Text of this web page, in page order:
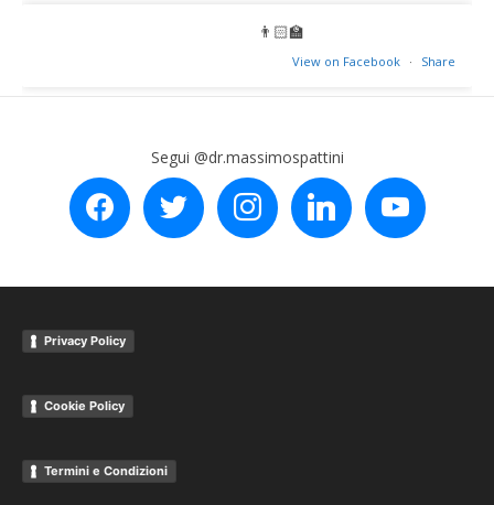
👨🏻‍🏫
View on Facebook · Share
Segui @dr.massimospattini
facebook
twitter instagram linkedin youtube
Privacy Policy
Cookie Policy
Termini e Condizioni